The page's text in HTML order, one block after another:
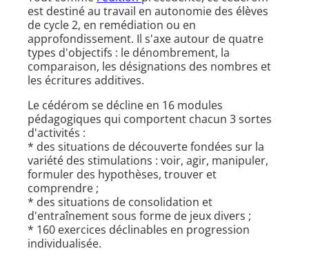
est destiné au travail en autonomie des élèves
de cycle 2, en remédiation ou en
approfondissement. Il s'axe autour de quatre
types d'objectifs : le dénombrement, la
comparaison, les désignations des nombres et
les écritures additives.
Le cédérom se décline en 16 modules
pédagogiques qui comportent chacun 3 sortes
d'activités :
* des situations de découverte fondées sur la
variété des stimulations : voir, agir, manipuler,
formuler des hypothèses, trouver et
comprendre ;
* des situations de consolidation et
d'entraînement sous forme de jeux divers ;
* 160 exercices déclinables en progression
individualisée.